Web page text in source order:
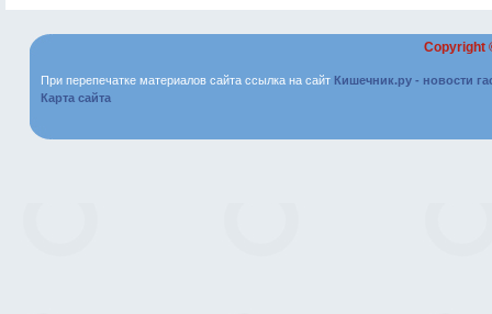
Copyright
При перепечатке материалов сайта ссылка на сайт Кишечник.ру - новости
Карта сайта